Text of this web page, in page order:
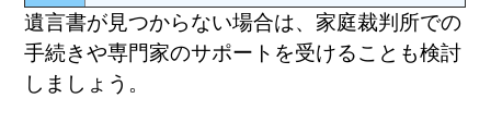
遺言書が見つからない場合は、家庭裁判所での
手続きや専門家のサポートを受けることも検討
しましょう。